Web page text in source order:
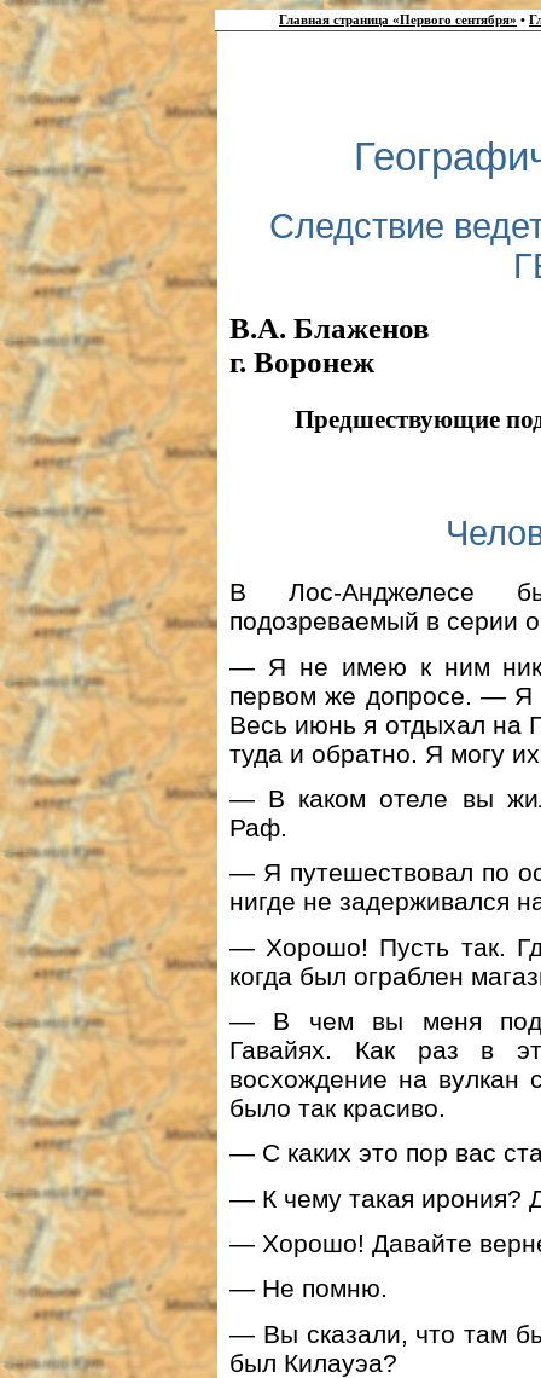
Главная страница «Первого сентября» •
Следствие
В.А. Блаженов
г. Воронеж
Предшествующие
В Лос-Анджелесе
подозреваемый в серии
— Я не имею к ним
первом же допросе. — Я
Весь июнь я отдыхал на
туда и обратно. Я могу
— В каком отеле вы
Раф.
— Я путешествовал по
нигде не задерживался
— Хорошо! Пусть так.
когда был ограблен
— В чем вы меня
Гавайях. Как раз в
восхождение на
было так красиво.
— С каких это пор вас
— К чему такая ирония?
— Хорошо! Давайте
— Не помню.
— Вы сказали, что там
был Килауэа?